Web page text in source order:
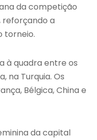
da competição
reforçando a
torneio.
à quadra entre os
na Turquia. Os
Bélgica, China e
da capital